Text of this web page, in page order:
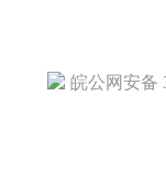
皖公网安备